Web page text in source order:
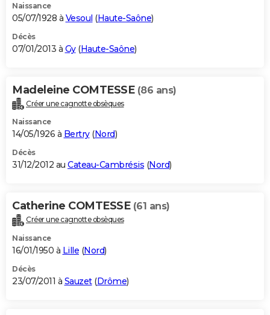
Naissance
05/07/1928 à Vesoul (Haute-Saône)
Décès
07/01/2013 à Gy(Haute-Saône)
Madeleine COMTESSE (86 ans)
Créer une cagnotte obsèques
Naissance
14/05/1926 à Bertry(Nord)
Décès
31/12/2012 au Cateau-Cambrésis (Nord)
Catherine COMTESSE (61 ans)
Créer une cagnotte obsèques
Naissance
16/01/1950 à Lille (Nord)
Décès
23/07/2011 à Sauzet(Drôme)